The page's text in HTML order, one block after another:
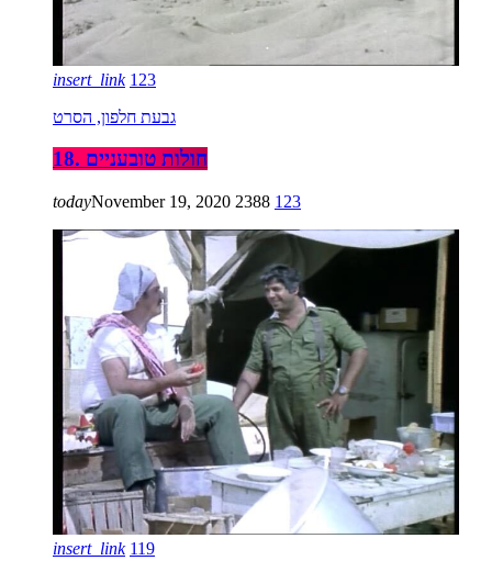
insert_link 123
גבעת חלפון, הסרט
18. חולות טובעניים
todayNovember 19, 2020 2388 123
insert_link 119